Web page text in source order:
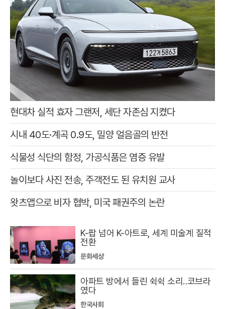
현대차 실적 효자 그랜저, 세단 자존심 지켰다
시내 40도·계곡 0.9도, 밀양 얼음골의 반전
식물성 식단의 함정, 가공식품은 염증 유발
놀이보다 사진 전송, 주객전도 된 유치원 교사
왓츠앱으로 비자 협박, 미국 패권주의 논란
K-팝 넘어 K-아트로, 세계 미술계 질적
전환
문화세상
아파트 방에서 들린 쉭쉭 소리‥코브라
였다
한국사회